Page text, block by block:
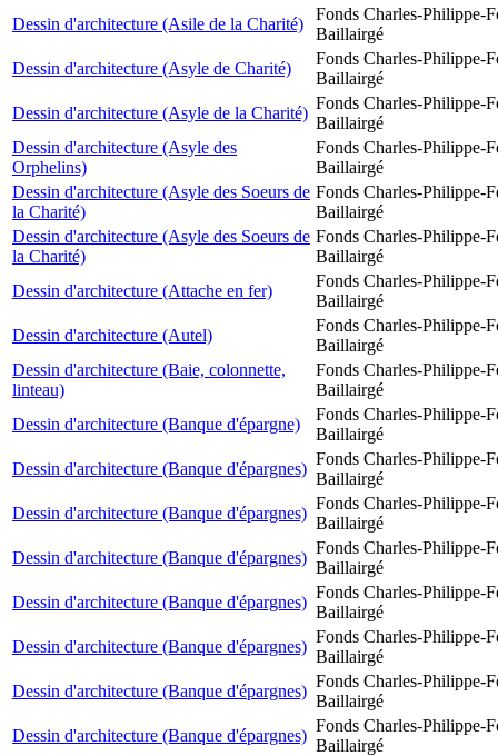
Dessin d'architecture (Asile de la Charité)
Fonds Charles-Philippe-
Baillairgé
Dessin d'architecture (Asyle de Charité)
Fonds Charles-Philippe-
Baillairgé
Dessin d'architecture (Asyle de la Charité)
Fonds Charles-Philippe-
Baillairgé
Dessin d'architecture (Asyle des
Orphelins)
Fonds Charles-Philippe-
Baillairgé
Dessin d'architecture (Asyle des Soeurs de
la Charité)
Fonds Charles-Philippe-
Baillairgé
Dessin d'architecture (Asyle des Soeurs de
la Charité)
Fonds Charles-Philippe-
Baillairgé
Dessin d'architecture (Attache en fer)
Fonds Charles-Philippe-
Baillairgé
Dessin d'architecture (Autel)
Fonds Charles-Philippe-
Baillairgé
Dessin d'architecture (Baie, colonnette,
linteau)
Fonds Charles-Philippe-
Baillairgé
Dessin d'architecture (Banque d'épargne)
Fonds Charles-Philippe-
Baillairgé
Dessin d'architecture (Banque d'épargnes)
Fonds Charles-Philippe-
Baillairgé
Dessin d'architecture (Banque d'épargnes)
Fonds Charles-Philippe-
Baillairgé
Dessin d'architecture (Banque d'épargnes)
Fonds Charles-Philippe-
Baillairgé
Dessin d'architecture (Banque d'épargnes)
Fonds Charles-Philippe-
Baillairgé
Dessin d'architecture (Banque d'épargnes)
Fonds Charles-Philippe-
Baillairgé
Dessin d'architecture (Banque d'épargnes)
Fonds Charles-Philippe-
Baillairgé
Dessin d'architecture (Banque d'épargnes)
Fonds Charles-Philippe-
Baillairgé